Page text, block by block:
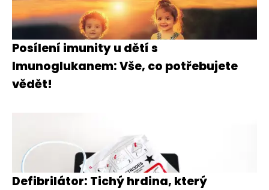
Posílení imunity u dětí s
Imunoglukanem: Vše, co potřebujete
vědět!
Defibrilátor: Tichý hrdina, který